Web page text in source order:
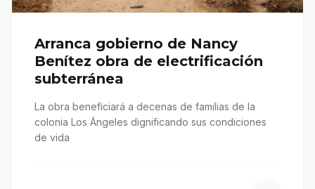
Arranca gobierno de Nancy
Benítez obra de electrificación
subterránea
La obra beneficiará a decenas de familias de la
colonia Los Ángeles dignificando sus condiciones
de vida